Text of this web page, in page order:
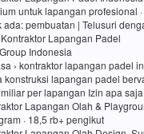
untuk lapangan profesional
ada: pembuatan ‎| Telusuri
Lapangan Padel
Indonesia
› kontraktor lapangan padel
konstruksi lapangan padel
per lapangan Izin apa
Lapangan Olah &
· 18,5 rb+ pengikut